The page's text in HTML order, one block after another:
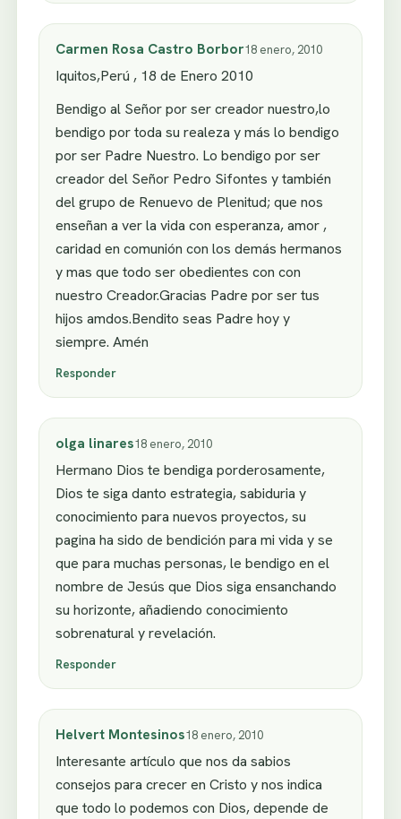
Carmen Rosa Castro Borbor18 enero, 2010
Iquitos,Perú , 18 de Enero 2010
Bendigo al Señor por ser creador nuestro,lo
bendigo por toda su realeza y más lo bendigo
por ser Padre Nuestro. Lo bendigo por ser
creador del Señor Pedro Sifontes y también
del grupo de Renuevo de Plenitud; que nos
enseñan a ver la vida con esperanza, amor ,
caridad en comunión con los demás hermanos
y mas que todo ser obedientes con con
nuestro Creador.Gracias Padre por ser tus
hijos amdos.Bendito seas Padre hoy y
siempre. Amén
Responder
olga linares18 enero, 2010
Hermano Dios te bendiga porderosamente,
Dios te siga danto estrategia, sabiduria y
conocimiento para nuevos proyectos, su
pagina ha sido de bendición para mi vida y se
que para muchas personas, le bendigo en el
nombre de Jesús que Dios siga ensanchando
su horizonte, añadiendo conocimiento
sobrenatural y revelación.
Responder
Helvert Montesinos18 enero, 2010
Interesante artículo que nos da sabios
consejos para crecer en Cristo y nos indica
que todo lo podemos con Dios, depende de